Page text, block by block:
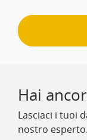
Hai
Lasciaci i tuoi
nostro esperto.